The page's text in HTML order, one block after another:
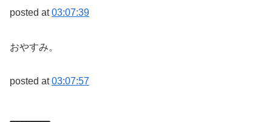
posted at03:07:39
おやすみ。
posted at03:07:57